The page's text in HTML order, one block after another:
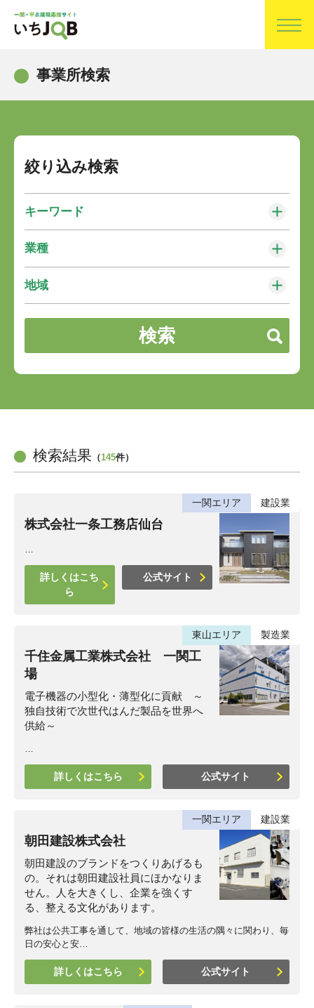
事業所検索
絞り込み検索
キーワード
業種
地域
検索結果 （145件）
株式会社一条工務店仙台
詳しくはこち
ら
公式サイト
一関エリア 建設業
千住金属工業株式会社 一関工
場
電子機器の小型化・薄型化に貢献 ～
独自技術で次世代はんだ製品を世界へ
供給～
詳しくはこちら 公式サイト
東山エリア 製造業
朝田建設株式会社
朝田建設のブランドをつくりあげるも
の。それは朝田建設社員にほかなりま
せん。人を大きくし、企業を強くす
る、整える文化があります。
弊社は公共工事を通して、地域の皆様の生活の隅々に関わり、毎
日の安心と安…
詳しくはこちら 公式サイト
一関エリア 建設業